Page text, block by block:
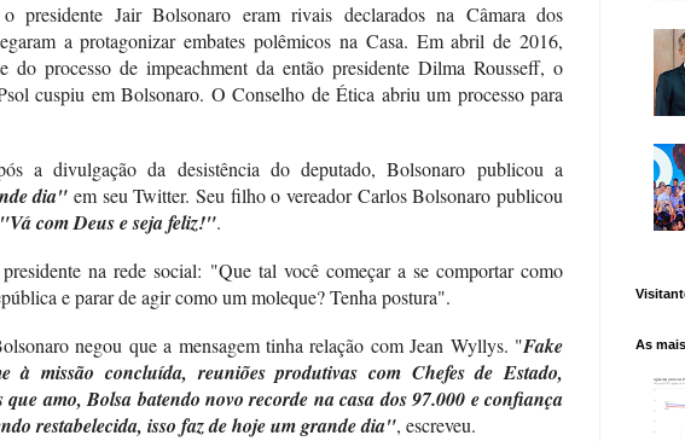
presidente Jair Bolsonaro eram rivais declarados na Câmara dos
a protagonizar embates polêmicos na Casa. Em abril de 2016,
do processo de impeachment da então presidente Dilma Rousseff, o
cuspiu em Bolsonaro. O Conselho de Ética abriu um processo para
a divulgação da desistência do deputado, Bolsonaro publicou a
dia" em seu Twitter. Seu filho o vereador Carlos Bolsonaro publicou
"Vá com Deus e seja feliz!".
na rede social: "Que tal você começar a se comportar como
e parar de agir como um moleque? Tenha postura".
negou que a mensagem tinha relação com Jean Wyllys. "Fake
à missão concluída, reuniões produtivas com Chefes de Estado,
que amo, Bolsa batendo novo recorde na casa dos 97.000 e confiança
restabelecida, isso faz de hoje um grande dia", escreveu.
As